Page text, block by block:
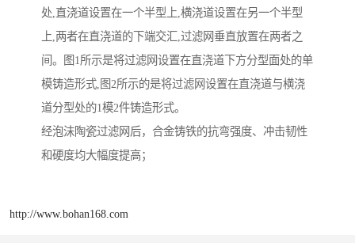
处,直浇道设置在一个半型上,横浇道设置在另一个半型
上,两者在直浇道的下端交汇,过滤网垂直放置在两者之
间。图1所示是将过滤网设置在直浇道下方分型面处的单
模铸造形式,图2所示的是将过滤网设置在直浇道与横浇
道分型处的1模2件铸造形式。
经泡沫陶瓷过滤网后，合金铸铁的抗弯强度、冲击韧性
和硬度均大幅度提高；
http://www.bohan168.com